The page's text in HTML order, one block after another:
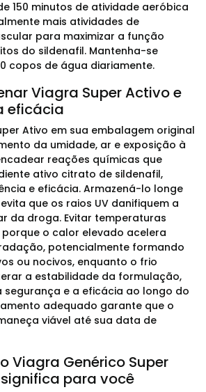
150 minutos de atividade aeróbica
mais atividades de
para maximizar a função
do sildenafil. Mantenha-se
copos de água diariamente.
Viagra Super Activo e
eficácia
Ativo em sua embalagem original
da umidade, ar e exposição à
reações químicas que
ativo citrato de sildenafil,
e eficácia. Armazená-lo longe
que os raios UV danifiquem a
da droga. Evitar temperaturas
o calor elevado acelera
potencialmente formando
ou nocivos, enquanto o frio
a estabilidade da formulação,
e a eficácia ao longo do
adequado garante que o
viável até sua data de
Viagra Genérico Super
para você